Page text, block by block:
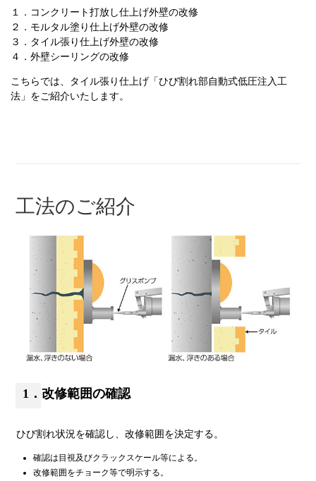
１．コンクリート打放し仕上げ外壁の改修
２．モルタル塗り仕上げ外壁の改修
３．タイル張り仕上げ外壁の改修
４．外壁シーリングの改修
こちらでは、タイル張り仕上げ「ひび割れ部自動式低圧注入工
法」をご紹介いたします。
工法のご紹介
1．改修範囲の確認
ひび割れ状況を確認し、改修範囲を決定する。
確認は目視及びクラックスケール等による。
改修範囲をチョーク等で明示する。